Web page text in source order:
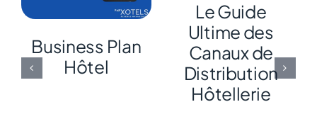
Business Plan
Hôtel
Le Guide
Ultime des
Canaux de
Distribution
Hôtellerie